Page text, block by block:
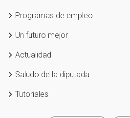
Programas de empleo
Un futuro mejor
Actualidad
Saludo de la diputada
Tutoriales